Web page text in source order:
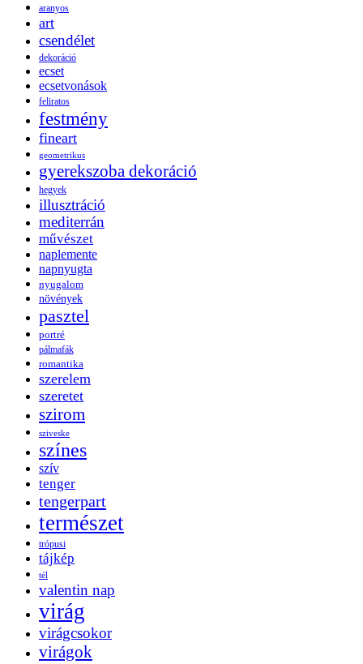
aranyos
art
csendélet
dekoráció
ecset
ecsetvonások
feliratos
festmény
fineart
geometrikus
gyerekszoba dekoráció
hegyek
illusztráció
mediterrán
művészet
naplemente
napnyugta
nyugalom
növények
pasztel
portré
pálmafák
romantika
szerelem
szeretet
szirom
sziveske
színes
szív
tenger
tengerpart
természet
trópusi
tájkép
tél
valentin nap
virág
virágcsokor
virágok